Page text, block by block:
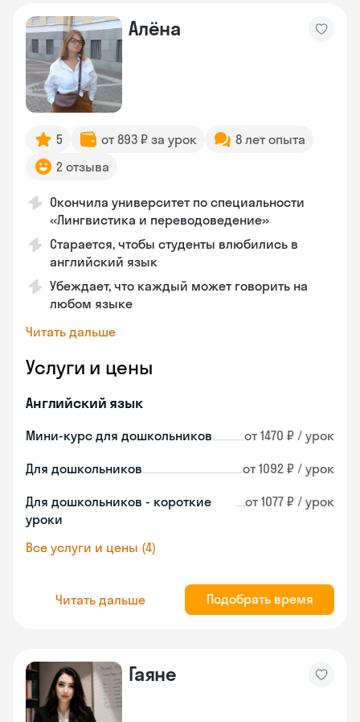
Алёна
5 от 893 ₽ за урок
8 лет опыта
2 отзыва
Окончила университет по специальности
«Лингвистика и переводоведение»
Старается, чтобы студенты влюбились в
английский язык
Убеждает, что каждый может говорить на
любом языке
Читать дальше
Услуги и цены
Английский язык
Мини-курс для дошкольников от 1470 ₽ / урок
Для дошкольников от 1092 ₽ / урок
Для дошкольников - короткие
уроки
от 1077 ₽ / урок
Все услуги и цены (4)
Читать дальше Подобрать время
Гаяне